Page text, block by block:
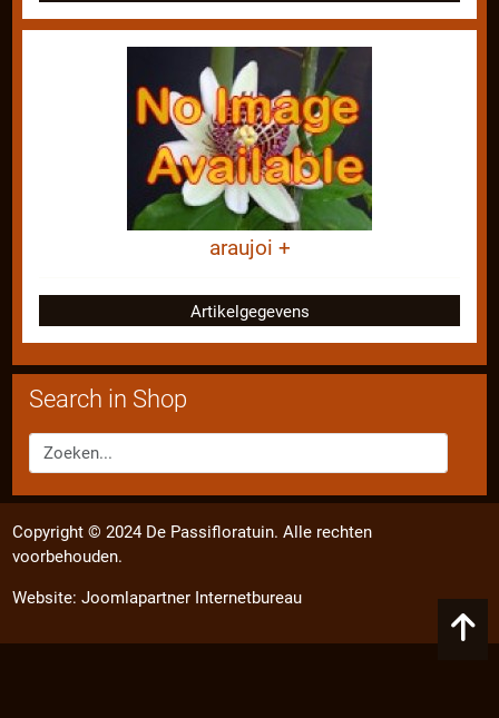
araujoi +
Artikelgegevens
Search in Shop
Copyright © 2024 De Passifloratuin. Alle rechten
voorbehouden.
Website:Joomlapartner Internetbureau